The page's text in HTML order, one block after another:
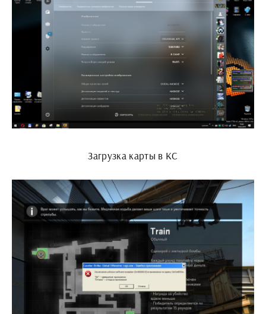
Загрузка карты в КС